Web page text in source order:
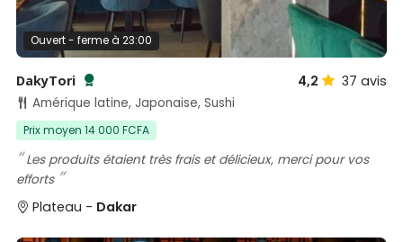
Ouvert - ferme à 23:00
DakyTori
Testé et approuvé par SénéGuide
4,2 37 avis
Amérique latine, Japonaise, Sushi
Prix moyen 14 000 FCFA
Les produits étaient très frais et délicieux, merci pour vos
efforts
Plateau - Dakar